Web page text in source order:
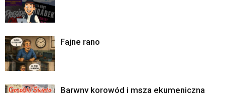
Fajne rano
Barwny korowód i msza ekumeniczna